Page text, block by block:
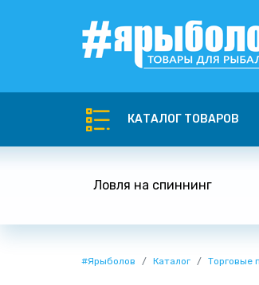
КАТАЛОГ ТОВАРОВ
Ловля на спиннинг
#Ярыболов Каталог Торговые